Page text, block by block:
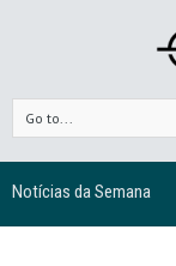
Go to...
Notícias da Semana